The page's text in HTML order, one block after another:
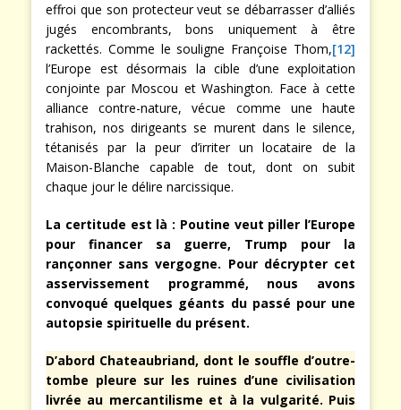
effroi que son protecteur veut se débarrasser d’alliés
jugés encombrants, bons uniquement à être
rackettés. Comme le souligne Françoise Thom,[12]
l’Europe est désormais la cible d’une exploitation
conjointe par Moscou et Washington. Face à cette
alliance contre-nature, vécue comme une haute
trahison, nos dirigeants se murent dans le silence,
tétanisés par la peur d’irriter un locataire de la
Maison-Blanche capable de tout, dont on subit
chaque jour le délire narcissique.
La certitude est là : Poutine veut piller l’Europe
pour financer sa guerre, Trump pour la
rançonner sans vergogne. Pour décrypter cet
asservissement programmé, nous avons
convoqué quelques géants du passé pour une
autopsie spirituelle du présent.
D’abord Chateaubriand, dont le souffle d’outre-
tombe pleure sur les ruines d’une civilisation
livrée au mercantilisme et à la vulgarité. Puis